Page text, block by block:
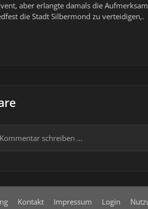
aber erlangte damals die
die Stadt Silbermond zu verteidigen,.
Kommentar schreiben …
Kontakt Impressum Login